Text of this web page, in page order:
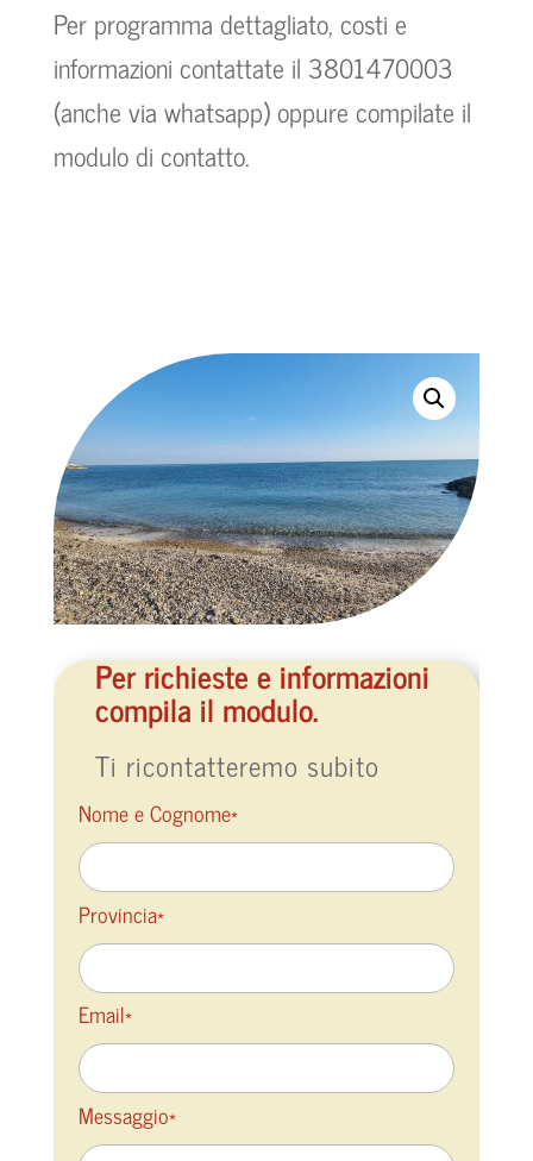
Per programma dettagliato, costi e
informazioni contattate il 3801470003
(anche via whatsapp) oppure compilate il
modulo di contatto.
Per richieste e informazioni
compila il modulo.
Ti ricontatteremo subito
Nome e Cognome*
Provincia*
Email*
Messaggio*